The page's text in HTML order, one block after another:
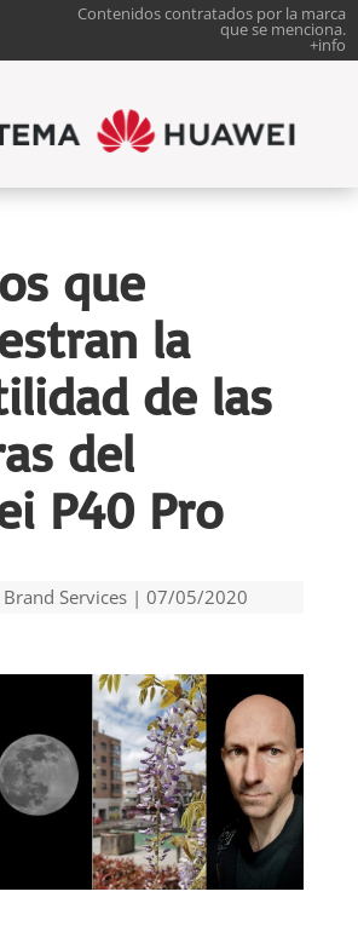
Contenidos contratados por la marca
que se menciona.
+info
que
la
de las
del
P40 Pro
Services| 07/05/2020